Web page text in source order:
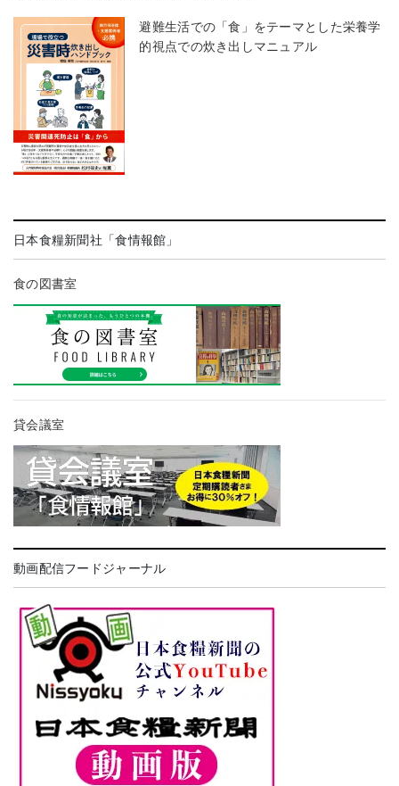
避難生活での「食」をテーマとした栄養学
的視点での炊き出しマニュアル
日本食糧新聞社「食情報館」
食の図書室
貸会議室
動画配信フードジャーナル